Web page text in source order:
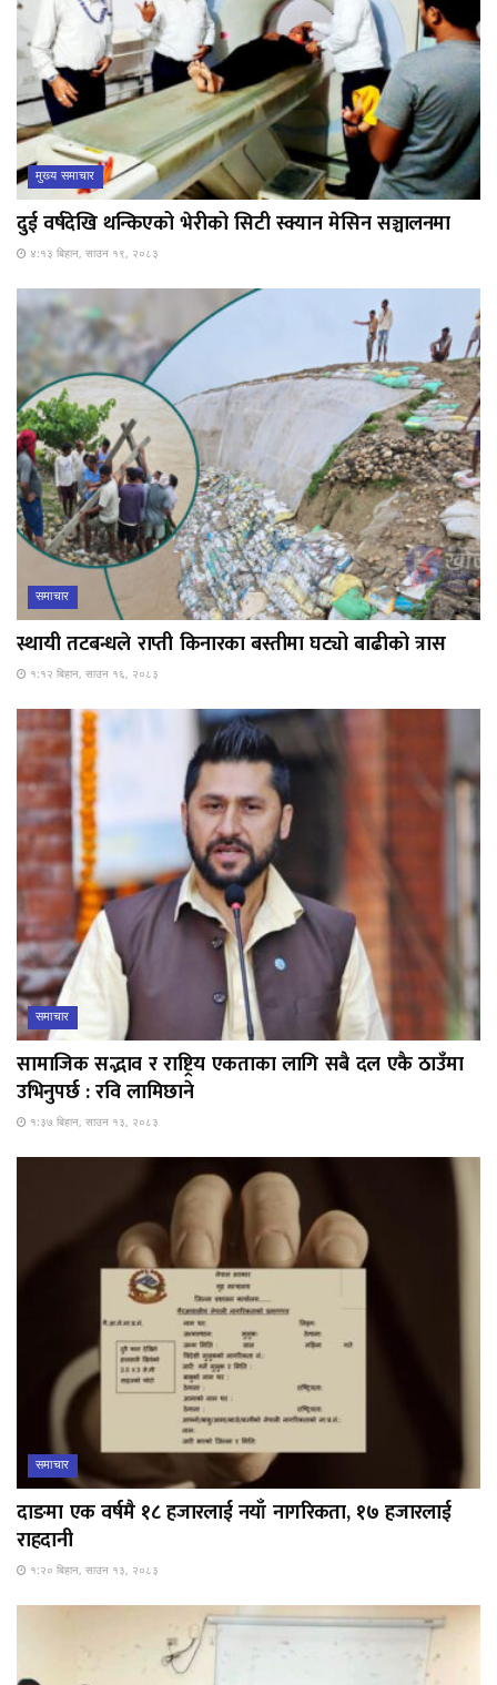
मुख्य समाचार
दुई वर्षदेखि थन्किएको भेरीको सिटी स्क्यान मेसिन सञ्चालनमा
४:१३ बिहान, साउन १९, २०८३
समाचार
स्थायी तटबन्धले राप्ती किनारका बस्तीमा घट्यो बाढीको त्रास
१:१२ बिहान, साउन १६, २०८३
समाचार
सामाजिक सद्भाव र राष्ट्रिय एकताका लागि सबै दल एकै ठाउँमा
उभिनुपर्छ : रवि लामिछाने
१:३७ बिहान, साउन १३, २०८३
समाचार
दाङमा एक वर्षमै १८ हजारलाई नयाँ नागरिकता, १७ हजारलाई
राहदानी
१:२० बिहान, साउन १३, २०८३